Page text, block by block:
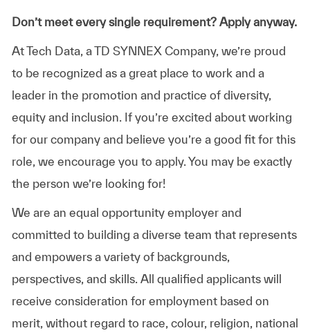
Don’t meet every single requirement? Apply anyway.
At Tech Data, a TD SYNNEX Company, we’re proud
to be recognized as a great place to work and a
leader in the promotion and practice of diversity,
equity and inclusion. If you’re excited about working
for our company and believe you’re a good fit for this
role, we encourage you to apply. You may be exactly
the person we’re looking for!
We are an equal opportunity employer and
committed to building a diverse team that represents
and empowers a variety of backgrounds,
perspectives, and skills. All qualified applicants will
receive consideration for employment based on
merit, without regard to race, colour, religion, national